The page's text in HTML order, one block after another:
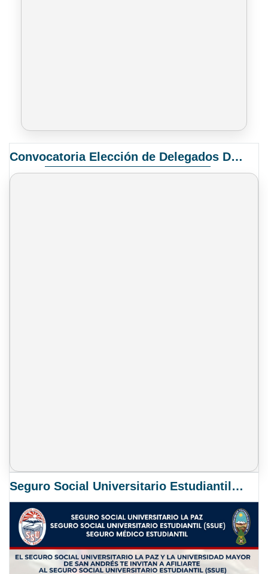
Convocatoria Elección de Delegados Docentes para el XIV Congreso Nacional de Universidades
Seguro Social Universitario Estudiantil SSUE